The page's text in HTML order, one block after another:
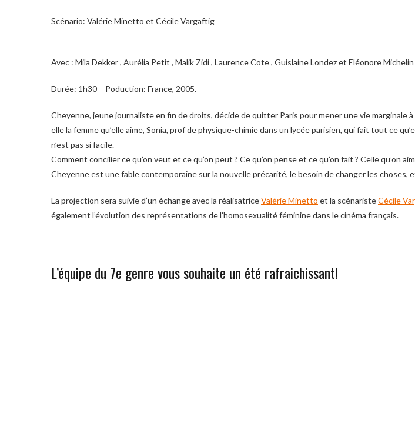
Scénario: Valérie Minetto et Cécile Vargaftig
Avec : Mila Dekker , Aurélia Petit , Malik Zidi , Laurence Cote , Guislaine Londez et Eléonore Michelin
Durée: 1h30 – Poduction: France, 2005.
Cheyenne, jeune journaliste en fin de droits, décide de quitter Paris pour mener une vie marginale à
elle la femme qu’elle aime, Sonia, prof de physique-chimie dans un lycée parisien, qui fait tout ce
n’est pas si facile.
Comment concilier ce qu’on veut et ce qu’on peut ? Ce qu’on pense et ce qu’on fait ? Celle qu’on
Cheyenne est une fable contemporaine sur la nouvelle précarité, le besoin de changer les choses,
La projection sera suivie d’un échange avec la réalisatriceValérie Minetto et la scénaristeCécile
également l’évolution des représentations de l’homosexualité féminine dans le cinéma français.
L’équipe du 7e genre vous souhaite un été rafraichissant!